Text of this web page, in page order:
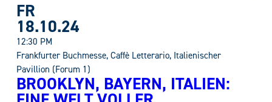
FR
18.10.24
12:30 PM
Frankfurter Buchmesse, Caffè Letterario, Italienischer
Pavillion (Forum 1)
BROOKLYN, BAYERN, ITALIEN: